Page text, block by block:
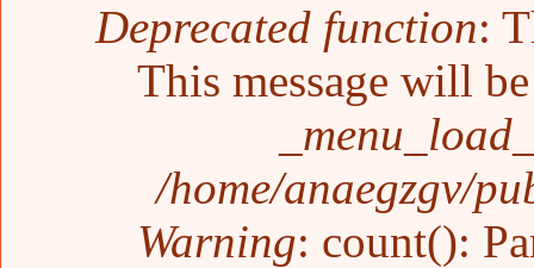
Deprecated function:
This message will
/home/anaegzgv/
Warning: count():